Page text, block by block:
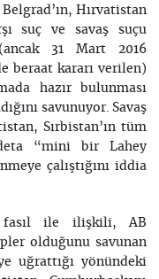
Hırvatistan
suç ve savaş suçu
31 Mart 2016
beraat kararı verilen)
hazır bulunması
savunuyor. Savaş
Sırbistan’ın tüm
“mini bir Lahey
çalıştığını iddia
fasıl ile ilişkili, AB
olduğunu savunan
uğrattığı yönündeki